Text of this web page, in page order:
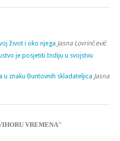
život i oko njega Jasna Lovrinčević
je posjetiti Indiju u svojstvu
u znaku Buntovnih skladateljica Jasna
VREMENA"